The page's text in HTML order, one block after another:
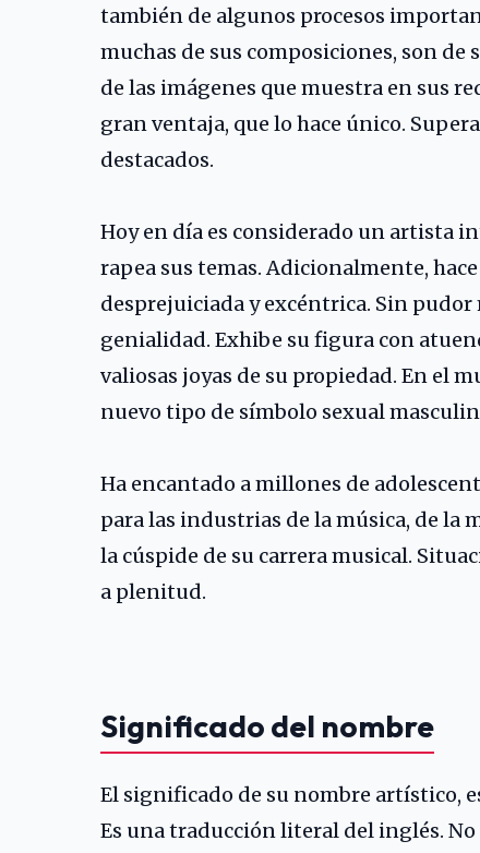
también de algunos procesos
muchas de sus composiciones, son de
de las imágenes que muestra en sus
gran ventaja, que lo hace único.
destacados.
Hoy en día es considerado un artista
rapea sus temas. Adicionalmente,
desprejuiciada y excéntrica. Sin
genialidad. Exhibe su figura con
valiosas joyas de su propiedad. En el
nuevo tipo de símbolo sexual
Ha encantado a millones de
para las industrias de la música, de la
la cúspide de su carrera musical.
a plenitud.
Significado del nombre
El significado de su nombre artístico,
Es una traducción literal del inglés.